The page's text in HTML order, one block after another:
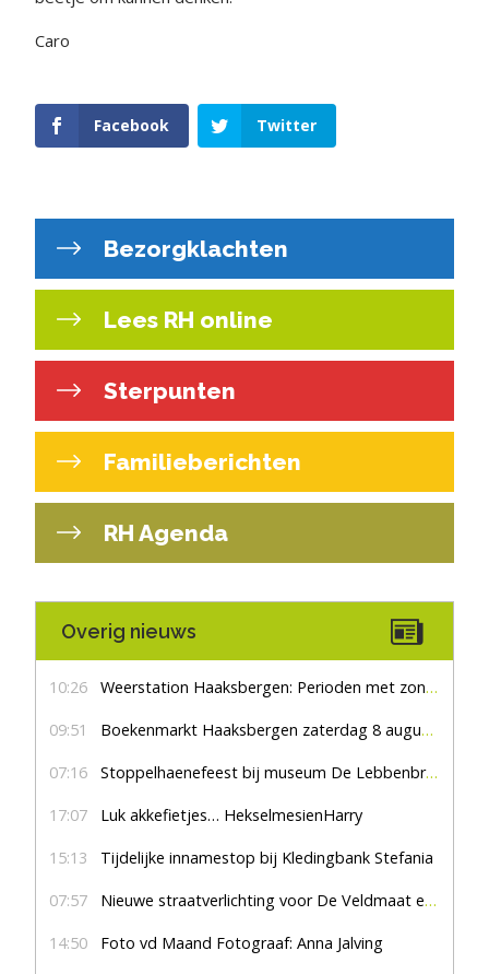
Caro
Facebook Twitter
Bezorgklachten
Lees RH online
Sterpunten
Familieberichten
RH Agenda
Overig nieuws
10:26 Weerstation Haaksbergen: Perioden met zon en droog
09:51 Boekenmarkt Haaksbergen zaterdag 8 augustus, marktplein Haaksbergen
07:16 Stoppelhaenefeest bij museum De Lebbenbrugge
17:07 Luk akkefietjes… HekselmesienHarry
15:13 Tijdelijke innamestop bij Kledingbank Stefania
07:57 Nieuwe straatverlichting voor De Veldmaat en De Pas
14:50 Foto vd Maand Fotograaf: Anna Jalving